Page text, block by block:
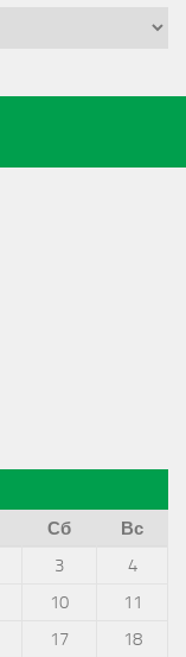
Сб
Вс
3
4
10
11
17
18